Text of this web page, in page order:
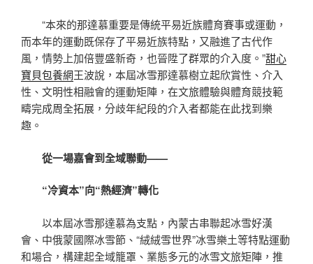
“本來的那達慕重要是傳統平易近族體育賽事或運動，
而本年的運動既保存了平易近族特點，又融進了古代作
風，情勢上加倍豐盛新奇，也晉陞了群眾的介入度。”甜心
寶貝包養網王波說，本屆冰雪那達慕樹立起欣賞性、介入
性、文明性相融會的運動矩陣，在文旅體驗與體育競技範
疇完成周全拓展，分歧年紀段的介入者都能在此找到樂
趣。
從一場嘉會到全域聯動——
“冷資本”向“熱經濟”轉化
以本屆冰雪那達慕為支點，內蒙古串聯起冰雪好漢
會、中俄蒙國際冰雪節、“絨絨雪世界”冰雪樂土等特點運動
和場合，構建起全域籠罩、業態多元的冰雪文旅矩陣，推